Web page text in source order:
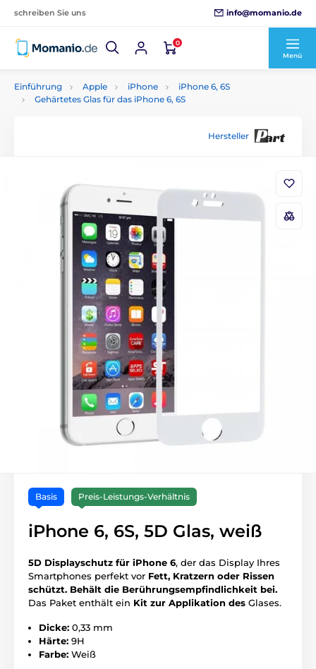
schreiben Sie uns info@momanio.de
0
Menü
Einführung Apple iPhone
iPhone 6, 6S
Gehärtetes Glas für das iPhone 6, 6S
Hersteller
Basis Preis-Leistungs-Verhältnis
iPhone 6, 6S, 5D Glas, weiß
5D Displayschutz für iPhone 6, der das Display Ihres
Smartphones perfekt vor Fett, Kratzern oder Rissen
schützt. Behält die Berührungsempfindlichkeit bei.
Das Paket enthält ein Kit zur Applikation des Glases.
Dicke: 0,33 mm
Härte: 9H
Farbe: Weiß